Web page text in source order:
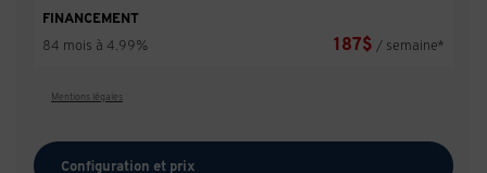
FINANCEMENT
84 mois à 4.99%
187$ / semaine*
Mentions légales
Configuration et prix